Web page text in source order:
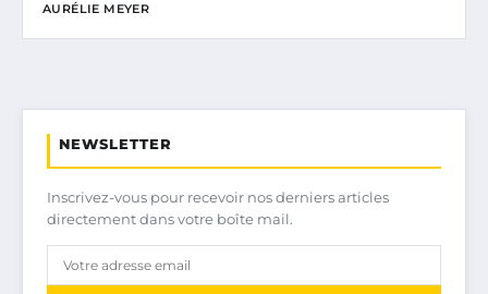
AURÉLIE MEYER
NEWSLETTER
Inscrivez-vous pour recevoir nos derniers articles
directement dans votre boîte mail.